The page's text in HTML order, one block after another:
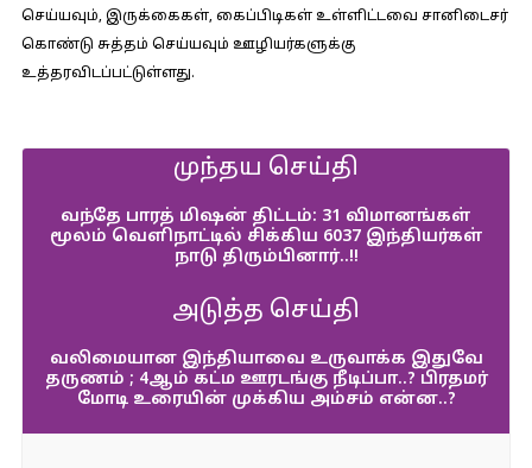
செய்யவும், இருக்கைகள், கைப்பிடிகள் உள்ளிட்டவை சானிடைசர்
கொண்டு சுத்தம் செய்யவும் ஊழியர்களுக்கு
உத்தரவிடப்பட்டுள்ளது.
முந்தய செய்தி
வந்தே பாரத் மிஷன் திட்டம்: 31 விமானங்கள்
மூலம் வெளிநாட்டில் சிக்கிய 6037 இந்தியர்கள்
நாடு திரும்பினார்..!!
அடுத்த செய்தி
வலிமையான இந்தியாவை உருவாக்க இதுவே
தருணம் ; 4ஆம் கட்ம ஊரடங்கு நீடிப்பா..? பிரதமர்
மோடி உரையின் முக்கிய அம்சம் என்ன..?